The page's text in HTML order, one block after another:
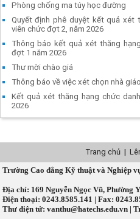
Phòng chống ma túy học đường
Quyết định phê duyệt kết quả xét
viên chức đợt 2, năm 2026
Thông báo kết quả xét thăng
đợt 1 năm 2026
Thư mời chào giá
Thông báo về việc xét chọn nhà
Kết quả xét thăng hạng chức
2026
Trang chủ|
Trường Cao đẳng Kỹ thuật và Nghiệp
Địa chỉ: 169 Nguyễn Ngọc Vũ, Phường
Điện thoại: 0243.8585.141 | Fax:
Thư điện tử: vanthu@hatechs.edu.vn |